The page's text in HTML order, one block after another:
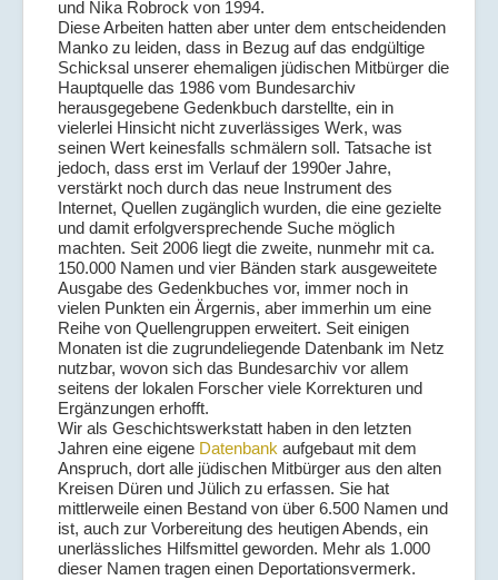
und Nika Robrock von 1994.
Diese Arbeiten hatten aber unter dem entscheidenden
Manko zu leiden, dass in Bezug auf das endgültige
Schicksal unserer ehemaligen jüdischen Mitbürger die
Hauptquelle das 1986 vom Bundesarchiv
herausgegebene Gedenkbuch darstellte, ein in
vielerlei Hinsicht nicht zuverlässiges Werk, was
seinen Wert keinesfalls schmälern soll. Tatsache ist
jedoch, dass erst im Verlauf der 1990er Jahre,
verstärkt noch durch das neue Instrument des
Internet, Quellen zugänglich wurden, die eine gezielte
und damit erfolgversprechende Suche möglich
machten. Seit 2006 liegt die zweite, nunmehr mit ca.
150.000 Namen und vier Bänden stark ausgeweitete
Ausgabe des Gedenkbuches vor, immer noch in
vielen Punkten ein Ärgernis, aber immerhin um eine
Reihe von Quellengruppen erweitert. Seit einigen
Monaten ist die zugrundeliegende Datenbank im Netz
nutzbar, wovon sich das Bundesarchiv vor allem
seitens der lokalen Forscher viele Korrekturen und
Ergänzungen erhofft.
Wir als Geschichtswerkstatt haben in den letzten
Jahren eine eigene Datenbank aufgebaut mit dem
Anspruch, dort alle jüdischen Mitbürger aus den alten
Kreisen Düren und Jülich zu erfassen. Sie hat
mittlerweile einen Bestand von über 6.500 Namen und
ist, auch zur Vorbereitung des heutigen Abends, ein
unerlässliches Hilfsmittel geworden. Mehr als 1.000
dieser Namen tragen einen Deportationsvermerk.